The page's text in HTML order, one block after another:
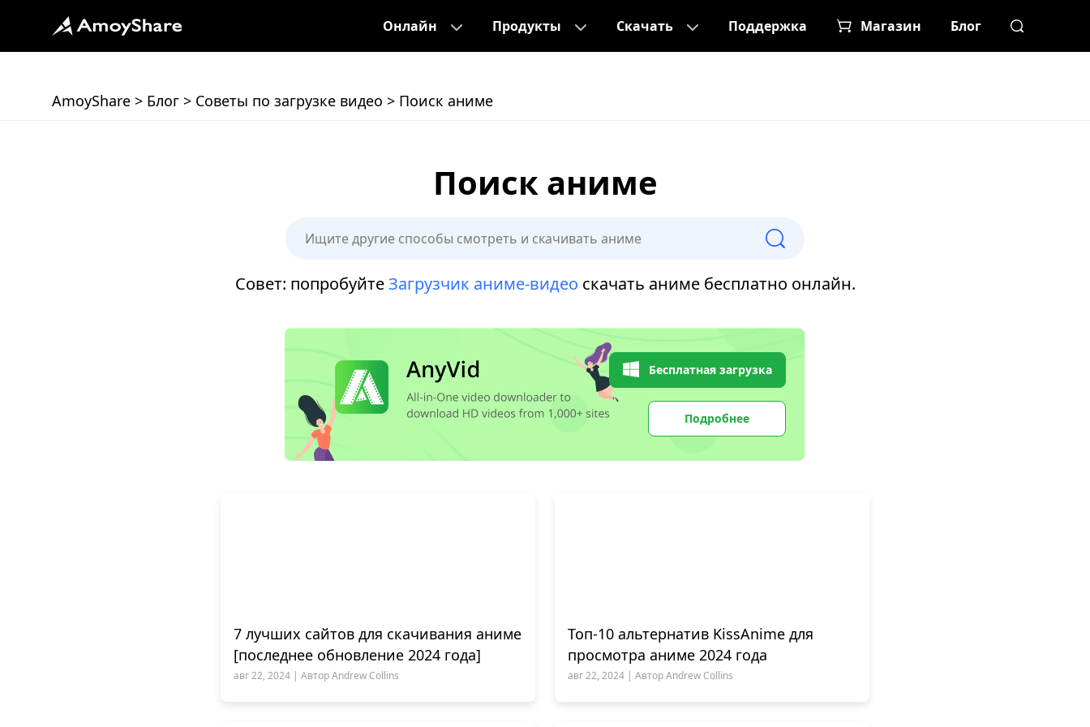
Онлайн Продукты Скачать Поддержка Магазин Блог
AmoyShare > Блог > Советы по загрузке видео > Поиск аниме
Поиск аниме
Совет: попробуйтеЗагрузчик аниме-видео скачать аниме бесплатно онлайн.
Бесплатная загрузка
Подробнее
7 лучших сайтов для скачивания аниме
[последнее обновление 2024 года]
авг 22, 2024 | Автор Andrew Collins
Топ-10 альтернатив KissAnime для
просмотра аниме 2024 года
авг 22, 2024 | Автор Andrew Collins